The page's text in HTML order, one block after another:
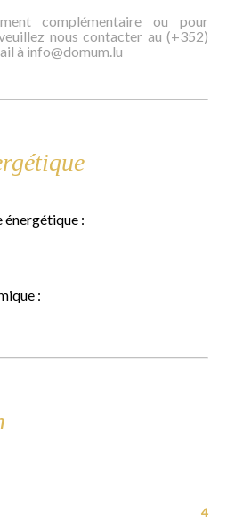
complémentaire ou pour
nous contacter au (+352)
à info@domum.lu
énergétique :
:
4